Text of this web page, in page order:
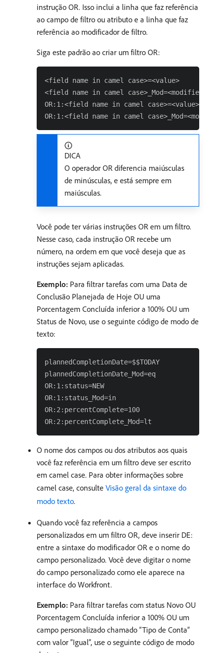
instrução OR. Isso inclui a linha que faz referência
ao campo de filtro ou atributo e a linha que faz
referência ao modificador de filtro.
Siga este padrão ao criar um filtro OR:
<field name in camel case>=<value>
<field name in camel case>_Mod=<modifier
OR:1:<field name in camel case>=<value>
DICA
O operador OR diferencia maiúsculas
de minúsculas, e está sempre em
maiúsculas.
Você pode ter várias instruções OR em um filtro.
Nesse caso, cada instrução OR recebe um
número, na ordem em que você deseja que as
instruções sejam aplicadas.
Exemplo: Para filtrar tarefas com uma Data de
Conclusão Planejada de Hoje OU uma
Porcentagem Concluída inferior a 100% OU um
Status de Novo, use o seguinte código de modo de
texto:
plannedCompletionDate=$$TODAY
plannedCompletionDate_Mod=eq
OR:1:status=NEW
OR:1:status_Mod=in
OR:2:percentComplete=100
O nome dos campos ou dos atributos aos quais
você faz referência em um filtro deve ser escrito
em camel case. Para obter informações sobre
camel case, consulte Visão geral da sintaxe do
modo texto.
Quando você faz referência a campos
personalizados em um filtro OR, deve inserir DE:
entre a sintaxe do modificador OR e o nome do
campo personalizado. Você deve digitar o nome
do campo personalizado como ele aparece na
interface do Workfront.
Exemplo: Para filtrar tarefas com status Novo OU
Porcentagem Concluída inferior a 100% OU um
campo personalizado chamado “Tipo de Conta”
com valor “Igual”, use o seguinte código de modo